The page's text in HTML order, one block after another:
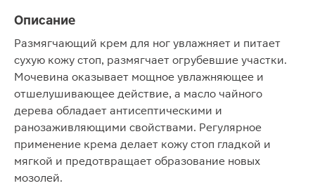
Описание
Размягчающий крем для ног увлажняет и питает
сухую кожу стоп, размягчает огрубевшие участки.
Мочевина оказывает мощное увлажняющее и
отшелушивающее действие, а масло чайного
дерева обладает антисептическими и
ранозаживляющими свойствами. Регулярное
применение крема делает кожу стоп гладкой и
мягкой и предотвращает образование новых
мозолей.